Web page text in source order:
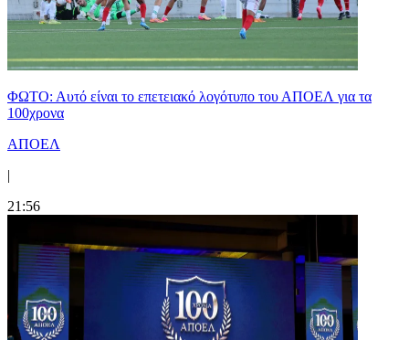
ΦΩΤΟ: Αυτό είναι το επετειακό λογότυπο του ΑΠΟΕΛ για τα
100χρονα
ΑΠΟΕΛ
|
21:56